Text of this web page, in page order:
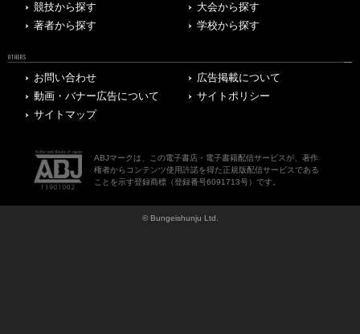
競技から探す
大会から探す
著者から探す
学校から探す
OTHERS
お問い合わせ
広告掲載について
動画・バナー広告について
サイトポリシー
サイトマップ
ABJマークは、この電子書店・電子書籍配信サービスが、著作
権者からコンテンツ使用許諾を得た正規版配信サービスである
ことを示す登録商標（登録番号6091713号）です。
© Bungeishunju Ltd.